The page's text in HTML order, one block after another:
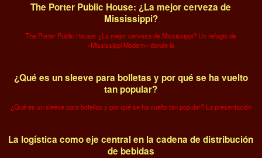
The Porter Public House: ¿La mejor cerveza de
Mississippi?
The Porter Public House: ¿La mejor cerveza de Mississippi? Un refugio de
«Mississippi Modern» donde la
¿Qué es un sleeve para bolletas y por qué se ha vuelto
tan popular?
¿Qué es un sleeve para botellas y por qué se ha vuelto tan popular? La presentación
La logística como eje central en la cadena de distribución
de bebidas